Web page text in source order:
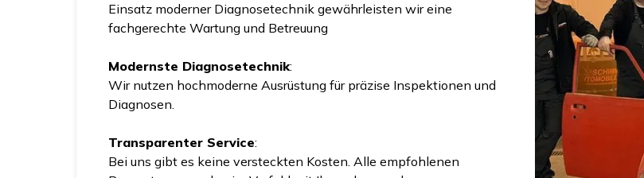
Einsatz moderner Diagnosetechnik gewährleisten wir eine
fachgerechte Wartung und Betreuung
Modernste Diagnosetechnik:
Wir nutzen hochmoderne Ausrüstung für präzise Inspektionen und
Diagnosen.
Transparenter Service:
Bei uns gibt es keine versteckten Kosten. Alle empfohlenen